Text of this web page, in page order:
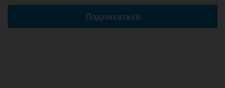
Подписаться